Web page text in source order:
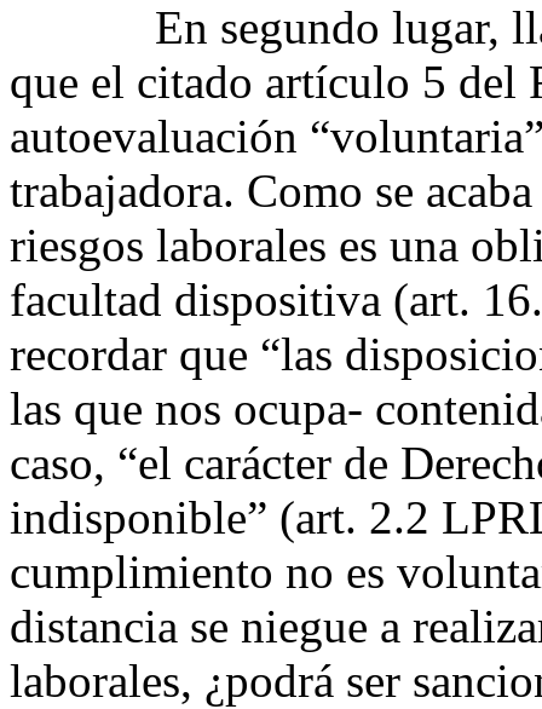
En segundo lugar,
que el citado artículo 5 del
autoevaluación
trabajadora. Como se
riesgos laborales es una
facultad dispositiva (art.
recordar que “las
las que nos ocupa-
caso, “el carácter de
indisponible” (art. 2.2
cumplimiento no es
distancia se niegue a
laborales, ¿podrá ser